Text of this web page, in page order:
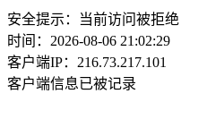
安全提示：当前访问被拒绝
时间：2026-08-06 21:02:29
客户端IP：216.73.217.101
客户端信息已被记录